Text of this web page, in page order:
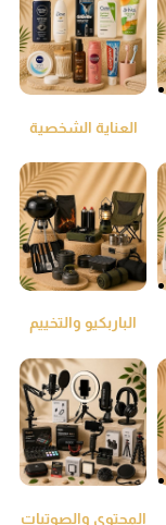
العناية الشخصية
الباربكيو والتخييم
المحتوى والصوتيات